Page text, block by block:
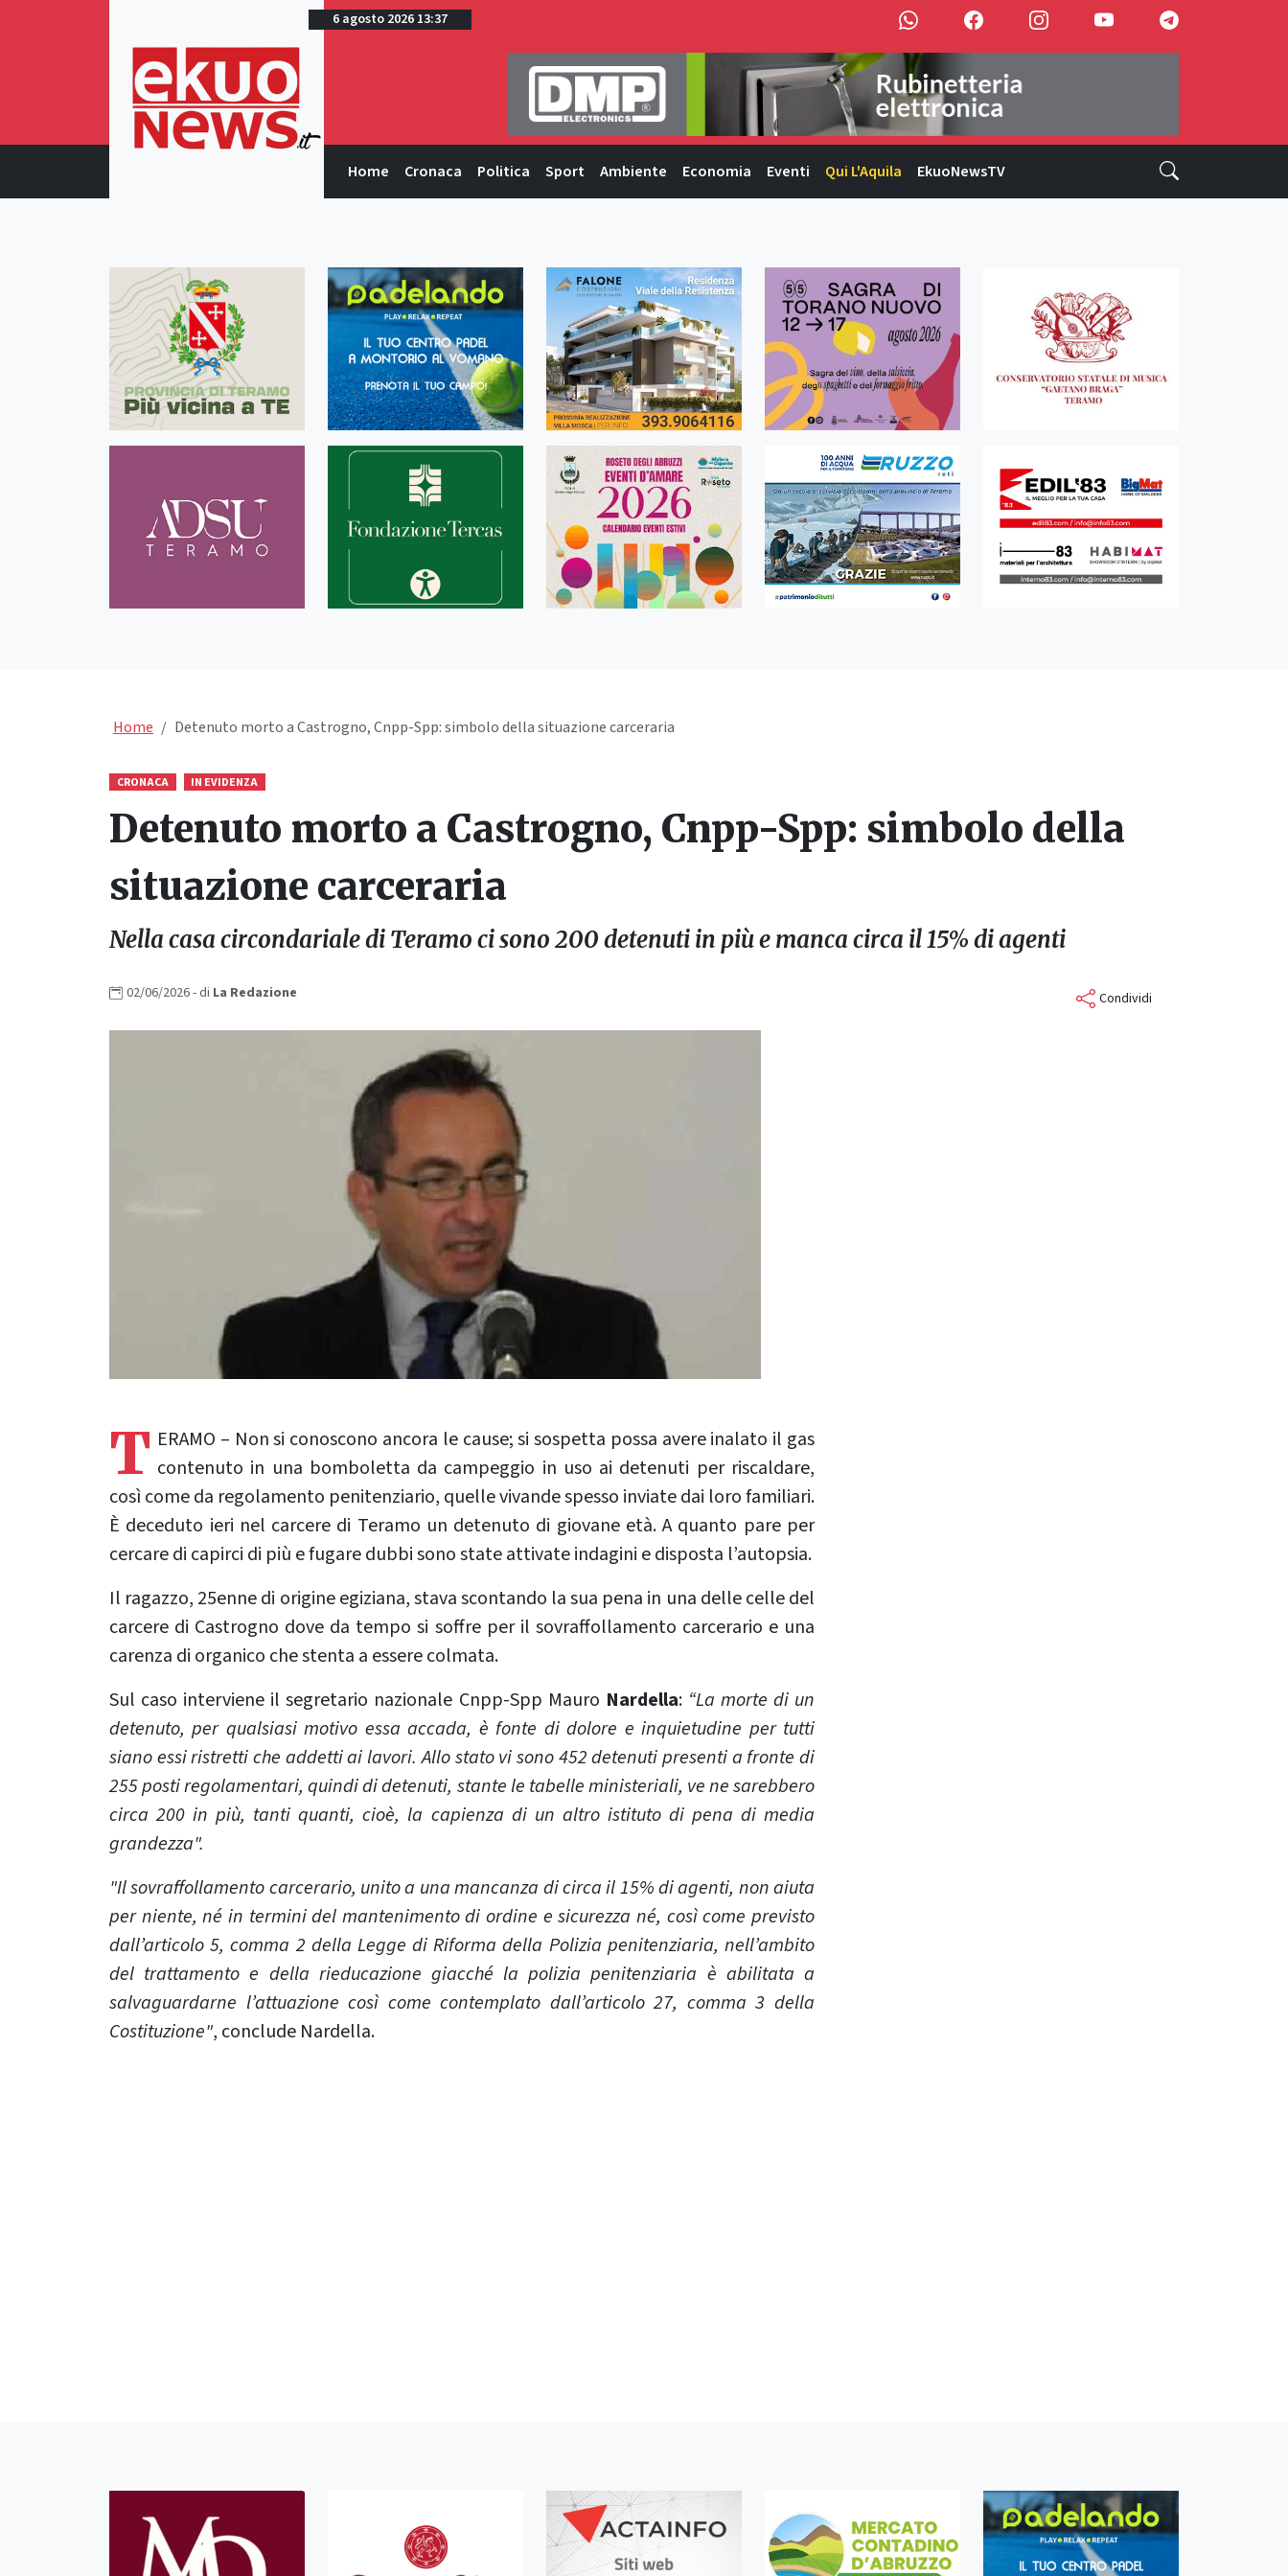
6 agosto 2026 13:37
Home Cronaca Politica Sport Ambiente Economia Eventi Qui L'Aquila EkuoNewsTV
Home Detenuto morto a Castrogno, Cnpp-Spp: simbolo della situazione carceraria
CRONACA IN EVIDENZA
Detenuto morto a Castrogno, Cnpp-Spp: simbolo della
situazione carceraria
Nella casa circondariale di Teramo ci sono 200 detenuti in più e manca circa il 15% di agenti
02/06/2026- di La Redazione Condividi
T ERAMO – Non si conoscono ancora le cause; si sospetta possa avere inalato il gas
contenuto in una bomboletta da campeggio in uso ai detenuti per riscaldare,
così come da regolamento penitenziario, quelle vivande spesso inviate dai loro familiari.
È deceduto ieri nel carcere di Teramo un detenuto di giovane età. A quanto pare per
cercare di capirci di più e fugare dubbi sono state attivate indagini e disposta l’autopsia.
Il ragazzo, 25enne di origine egiziana, stava scontando la sua pena in una delle celle del
carcere di Castrogno dove da tempo si soffre per il sovraffollamento carcerario e una
carenza di organico che stenta a essere colmata.
Sul caso interviene il segretario nazionale Cnpp-Spp Mauro Nardella: “La morte di un
detenuto, per qualsiasi motivo essa accada, è fonte di dolore e inquietudine per tutti
siano essi ristretti che addetti ai lavori. Allo stato vi sono 452 detenuti presenti a fronte di
255 posti regolamentari, quindi di detenuti, stante le tabelle ministeriali, ve ne sarebbero
circa 200 in più, tanti quanti, cioè, la capienza di un altro istituto di pena di media
grandezza".
"Il sovraffollamento carcerario, unito a una mancanza di circa il 15% di agenti, non aiuta
per niente, né in termini del mantenimento di ordine e sicurezza né, così come previsto
dall’articolo 5, comma 2 della Legge di Riforma della Polizia penitenziaria, nell’ambito
del trattamento e della rieducazione giacché la polizia penitenziaria è abilitata a
salvaguardarne l’attuazione così come contemplato dall’articolo 27, comma 3 della
Costituzione", conclude Nardella.